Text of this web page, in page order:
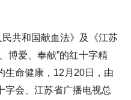
共和国献血法》及《江苏
博爱、奉献”的红十字精
生命健康，12月20日，由
字会、江苏省广播电视总